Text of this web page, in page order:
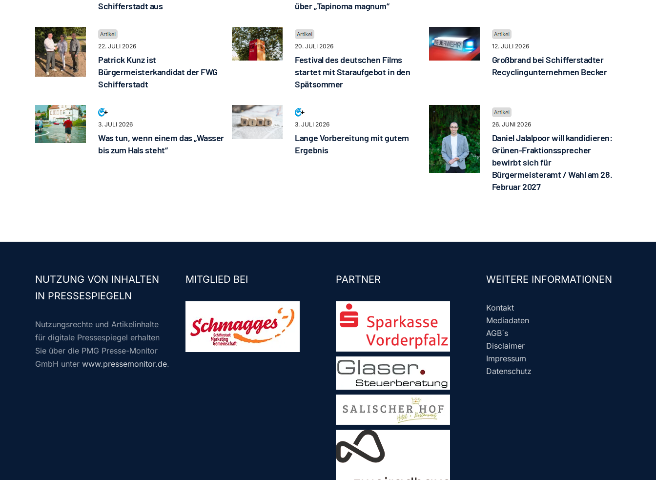
Schifferstadt aus
über „Tapinoma magnum“
22. JULI 2026
Patrick Kunz ist
Bürgermeisterkandidat der FWG
Schifferstadt
20. JULI 2026
Festival des deutschen Films
startet mit Staraufgebot in den
Spätsommer
12. JULI 2026
Großbrand bei Schifferstadter
Recyclingunternehmen Becker
3. JULI 2026
Was tun, wenn einem das „Wasser
bis zum Hals steht“
3. JULI 2026
Lange Vorbereitung mit gutem
Ergebnis
26. JUNI 2026
Daniel Jalalpoor will kandidieren:
Grünen-Fraktionssprecher
bewirbt sich für
Bürgermeisteramt / Wahl am 28.
Februar 2027
NUTZUNG VON INHALTEN
IN PRESSESPIEGELN
Nutzungsrechte und Artikelinhalte
für digitale Pressespiegel erhalten
Sie über die PMG Presse-Monitor
GmbH unter www.pressemonitor.de.
MITGLIED BEI PARTNER WEITERE INFORMATIONEN
Kontakt
Mediadaten
AGB´s
Disclaimer
Impressum
Datenschutz